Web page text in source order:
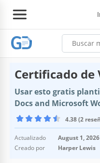
Certificado de
Usar esto gratis
Docs and Microsoft
4.38 (2
Actualizado
August 1, 2026
Creado por
Harper Lewis